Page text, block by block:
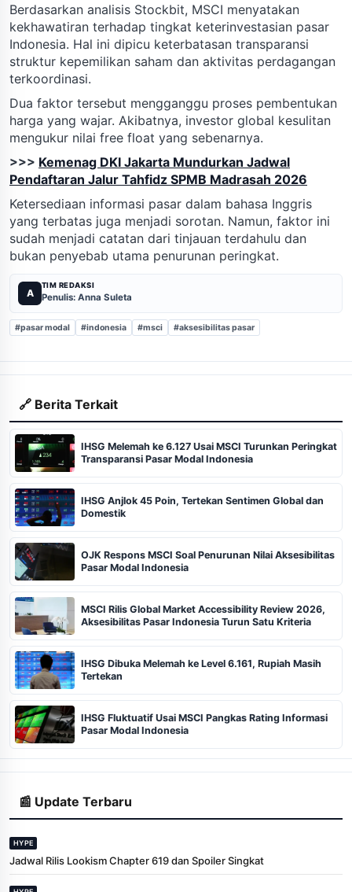
Berdasarkan analisis Stockbit, MSCI menyatakan
kekhawatiran terhadap tingkat keterinvestasian pasar
Indonesia. Hal ini dipicu keterbatasan transparansi
struktur kepemilikan saham dan aktivitas perdagangan
terkoordinasi.
Dua faktor tersebut mengganggu proses pembentukan
harga yang wajar. Akibatnya, investor global kesulitan
mengukur nilai free float yang sebenarnya.
>>> Kemenag DKI Jakarta Mundurkan Jadwal
Pendaftaran Jalur Tahfidz SPMB Madrasah 2026
Ketersediaan informasi pasar dalam bahasa Inggris
yang terbatas juga menjadi sorotan. Namun, faktor ini
sudah menjadi catatan dari tinjauan terdahulu dan
bukan penyebab utama penurunan peringkat.
A
TIM REDAKSI
Penulis: Anna Suleta
#pasar modal #indonesia #msci #aksesibilitas pasar
🔗 Berita Terkait
IHSG Melemah ke 6.127 Usai MSCI Turunkan Peringkat
Transparansi Pasar Modal Indonesia
IHSG Anjlok 45 Poin, Tertekan Sentimen Global dan
Domestik
OJK Respons MSCI Soal Penurunan Nilai Aksesibilitas
Pasar Modal Indonesia
MSCI Rilis Global Market Accessibility Review 2026,
Aksesibilitas Pasar Indonesia Turun Satu Kriteria
IHSG Dibuka Melemah ke Level 6.161, Rupiah Masih
Tertekan
IHSG Fluktuatif Usai MSCI Pangkas Rating Informasi
Pasar Modal Indonesia
📰 Update Terbaru
HYPE
Jadwal Rilis Lookism Chapter 619 dan Spoiler Singkat